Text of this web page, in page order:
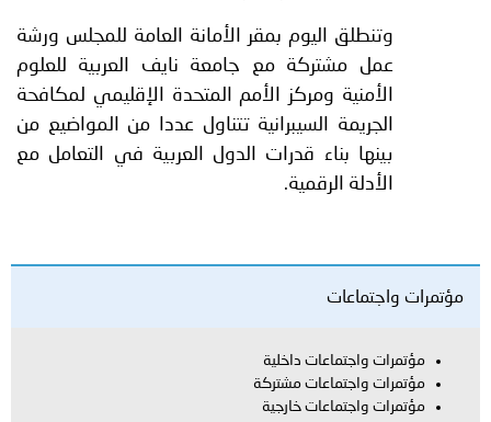
وتنطلق اليوم بمقر الأمانة العامة للمجلس ورشة
عمل مشتركة مع جامعة نايف العربية للعلوم
الأمنية ومركز الأمم المتحدة الإقليمي لمكافحة
الجريمة السيبرانية تتناول عددا من المواضيع من
بينها بناء قدرات الدول العربية في التعامل مع
الأدلة الرقمية.
واجتماعات
واجتماعات داخلية
واجتماعات مشتركة
واجتماعات خارجية